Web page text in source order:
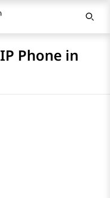
Phone in